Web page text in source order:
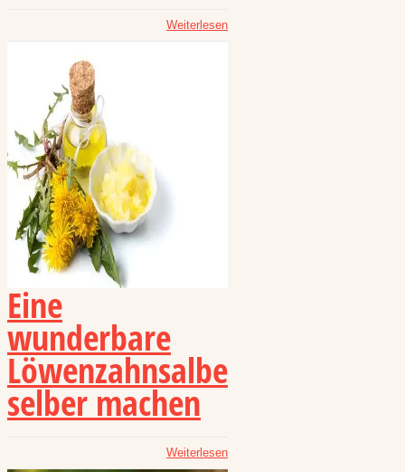
Weiterlesen
Eine
wunderbare
Löwenzahnsalbe
selber machen
Weiterlesen